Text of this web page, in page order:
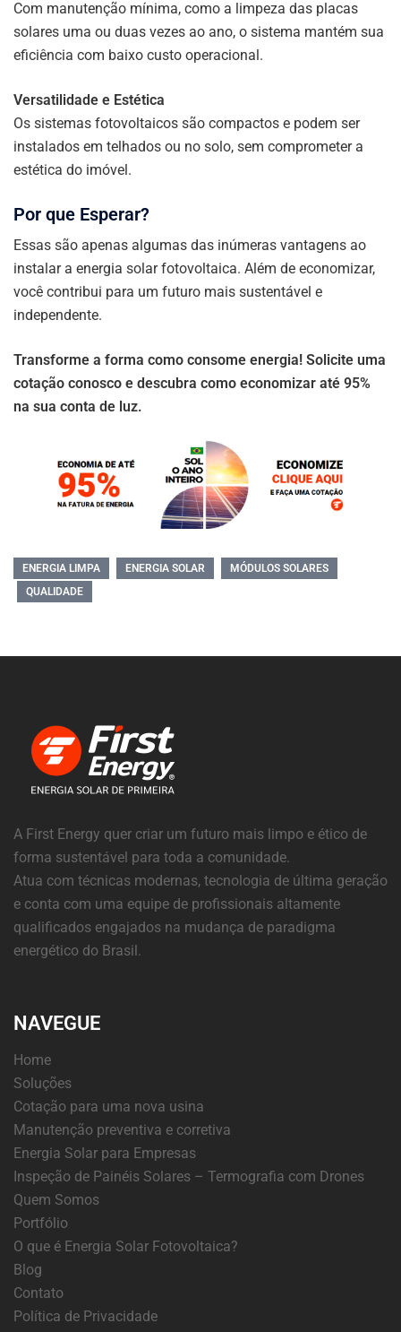
Com manutenção mínima, como a limpeza das placas
solares uma ou duas vezes ao ano, o sistema mantém sua
eficiência com baixo custo operacional.
Versatilidade e Estética
Os sistemas fotovoltaicos são compactos e podem ser
instalados em telhados ou no solo, sem comprometer a
estética do imóvel.
Por que Esperar?
Essas são apenas algumas das inúmeras vantagens ao
instalar a energia solar fotovoltaica. Além de economizar,
você contribui para um futuro mais sustentável e
independente.
Transforme a forma como consome energia! Solicite uma
cotação conosco e descubra como economizar até 95%
na sua conta de luz.
ENERGIA LIMPA ENERGIA SOLAR
MÓDULOS SOLARES
QUALIDADE
A First Energy quer criar um futuro mais limpo e ético de
forma sustentável para toda a comunidade.
Atua com técnicas modernas, tecnologia de última geração
e conta com uma equipe de profissionais altamente
qualificados engajados na mudança de paradigma
energético do Brasil.
NAVEGUE
Home
Soluções
Cotação para uma nova usina
Manutenção preventiva e corretiva
Energia Solar para Empresas
Inspeção de Painéis Solares – Termografia com Drones
Quem Somos
Portfólio
O que é Energia Solar Fotovoltaica?
Blog
Contato
Política de Privacidade